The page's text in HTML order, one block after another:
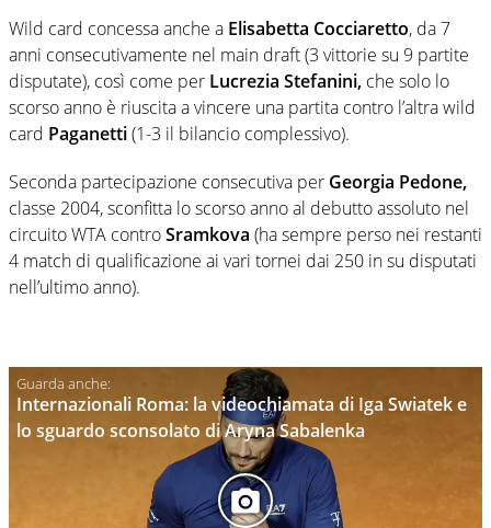
Wild card concessa anche a Elisabetta Cocciaretto, da 7
anni consecutivamente nel main draft (3 vittorie su 9 partite
disputate), così come per Lucrezia Stefanini, che solo lo
scorso anno è riuscita a vincere una partita contro l’altra wild
card Paganetti(1-3 il bilancio complessivo).
Seconda partecipazione consecutiva per Georgia Pedone,
classe 2004, sconfitta lo scorso anno al debutto assoluto nel
circuito WTA controSramkova (ha sempre perso nei restanti
4 match di qualificazione ai vari tornei dai 250 in su disputati
nell’ultimo anno).
Internazionali Roma: la videochiamata di Iga Swiatek e
lo sguardo sconsolato di Aryna Sabalenka